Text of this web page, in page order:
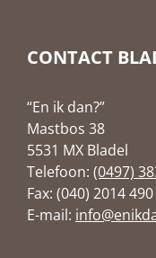
CONTACT
“En ik dan?”
Mastbos 38
5531 MX Bladel
Telefoon: (0497)
Fax: (040) 2014 490
E-mail: